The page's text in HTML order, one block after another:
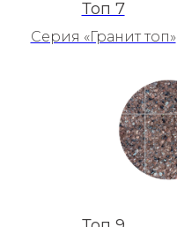
Топ 7
Серия «Гранит топ»